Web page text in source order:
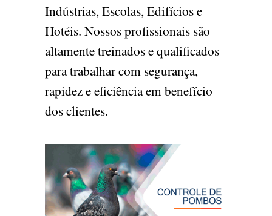
Indústrias, Escolas, Edifícios e
Hotéis. Nossos profissionais são
altamente treinados e qualificados
para trabalhar com segurança,
rapidez e eficiência em benefício
dos clientes.